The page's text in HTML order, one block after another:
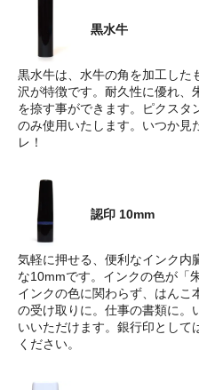
黒水牛
黒水牛は、水牛の角を加工した
沢が特徴です。耐久性に優れ、
を捺す事ができます。ピクスタ
のみ使用いたします。いつか見
レ！
認印 10mm
気軽に押せる、便利なインク内
な10mmです。インクの色が「
インクの色に関わらず、はんこ
の受け取りに。仕事の書類に。
いいただけます。銀行印として
ください。